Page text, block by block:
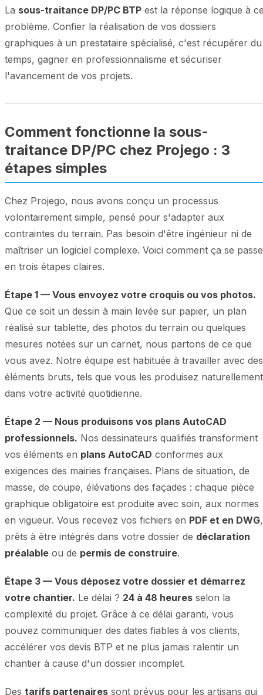
La sous-traitance DP/PC BTP est la réponse logique à
problème. Confier la réalisation de vos dossiers
graphiques à un prestataire spécialisé, c'est récupérer du
temps, gagner en professionnalisme et sécuriser
l'avancement de vos projets.
Comment fonctionne la sous-
traitance DP/PC chez Projego : 3
étapes simples
Chez Projego, nous avons conçu un processus
volontairement simple, pensé pour s'adapter aux
contraintes du terrain. Pas besoin d'être ingénieur ni de
maîtriser un logiciel complexe. Voici comment ça se
en trois étapes claires.
Étape 1 — Vous envoyez votre croquis ou vos photos.
Que ce soit un dessin à main levée sur papier, un plan
réalisé sur tablette, des photos du terrain ou quelques
mesures notées sur un carnet, nous partons de ce que
vous avez. Notre équipe est habituée à travailler avec des
éléments bruts, tels que vous les produisez naturellement
dans votre activité quotidienne.
Étape 2 — Nous produisons vos plans AutoCAD
professionnels. Nos dessinateurs qualifiés transforment
vos éléments en plans AutoCAD conformes aux
exigences des mairies françaises. Plans de situation, de
masse, de coupe, élévations des façades : chaque pièce
graphique obligatoire est produite avec soin, aux normes
en vigueur. Vous recevez vos fichiers en PDF et en DWG,
prêts à être intégrés dans votre dossier de déclaration
préalable ou de permis de construire.
Étape 3 — Vous déposez votre dossier et démarrez
votre chantier. Le délai ? 24 à 48 heures selon la
complexité du projet. Grâce à ce délai garanti, vous
pouvez communiquer des dates fiables à vos clients,
accélérer vos devis BTP et ne plus jamais ralentir un
chantier à cause d'un dossier incomplet.
Des tarifs partenaires sont prévus pour les artisans qui